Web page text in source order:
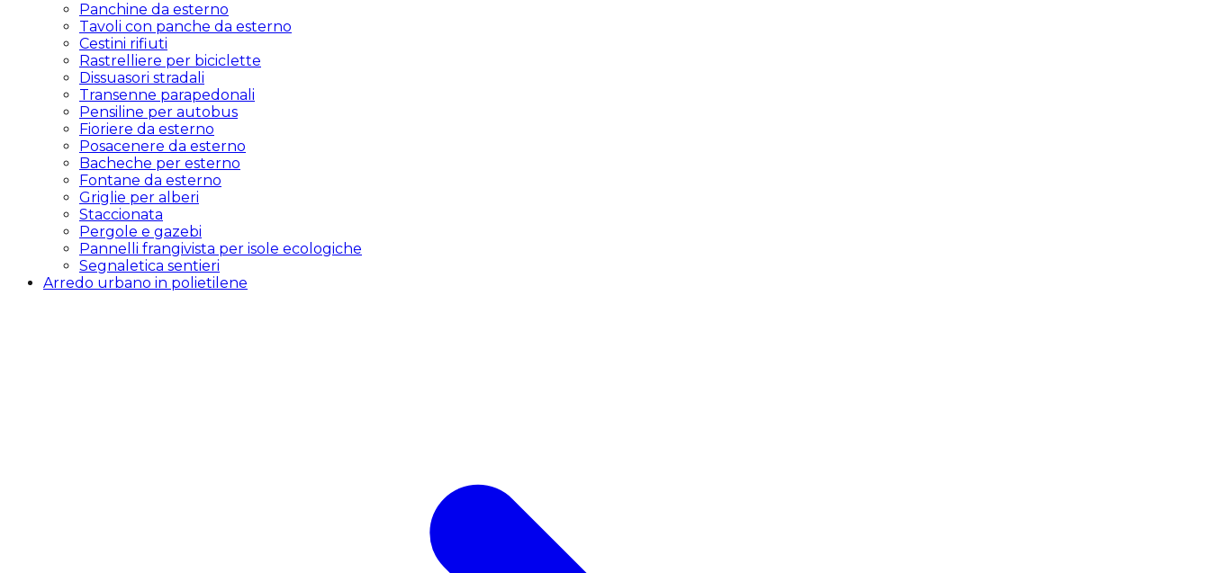
Panchine da esterno
Tavoli con panche da esterno
Cestini rifiuti
Rastrelliere per biciclette
Dissuasori stradali
Transenne parapedonali
Pensiline per autobus
Fioriere da esterno
Posacenere da esterno
Bacheche per esterno
Fontane da esterno
Griglie per alberi
Staccionata
Pergole e gazebi
Pannelli frangivista per isole ecologiche
Segnaletica sentieri
Arredo urbano in polietilene